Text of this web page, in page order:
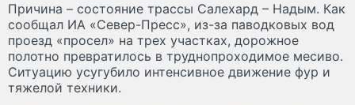
Причина – состояние трассы Салехард – Надым. Как
сообщал ИА «Север-Пресс», из-за паводковых вод
проезд «просел» на трех участках, дорожное
полотно превратилось в труднопроходимое месиво.
Ситуацию усугубило интенсивное движение фур и
тяжелой техники.